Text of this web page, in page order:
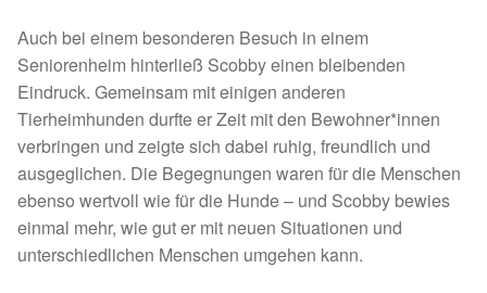
Notnasen mit Handicap
Wichtige Gedanken vor der Adoption
Sicherheitsgeschirr
Mittelmeerkrankheiten
Leishmaniose
Auch bei einem besonderen Besuch in einem
Seniorenheim hinterließ Scobby einen bleibenden
Eindruck. Gemeinsam mit einigen anderen
Tierheimhunden durfte er Zeit mit den Bewohner*innen
verbringen und zeigte sich dabei ruhig, freundlich und
ausgeglichen. Die Begegnungen waren für die Menschen
ebenso wertvoll wie für die Hunde – und Scobby bewies
einmal mehr, wie gut er mit neuen Situationen und
unterschiedlichen Menschen umgehen kann.